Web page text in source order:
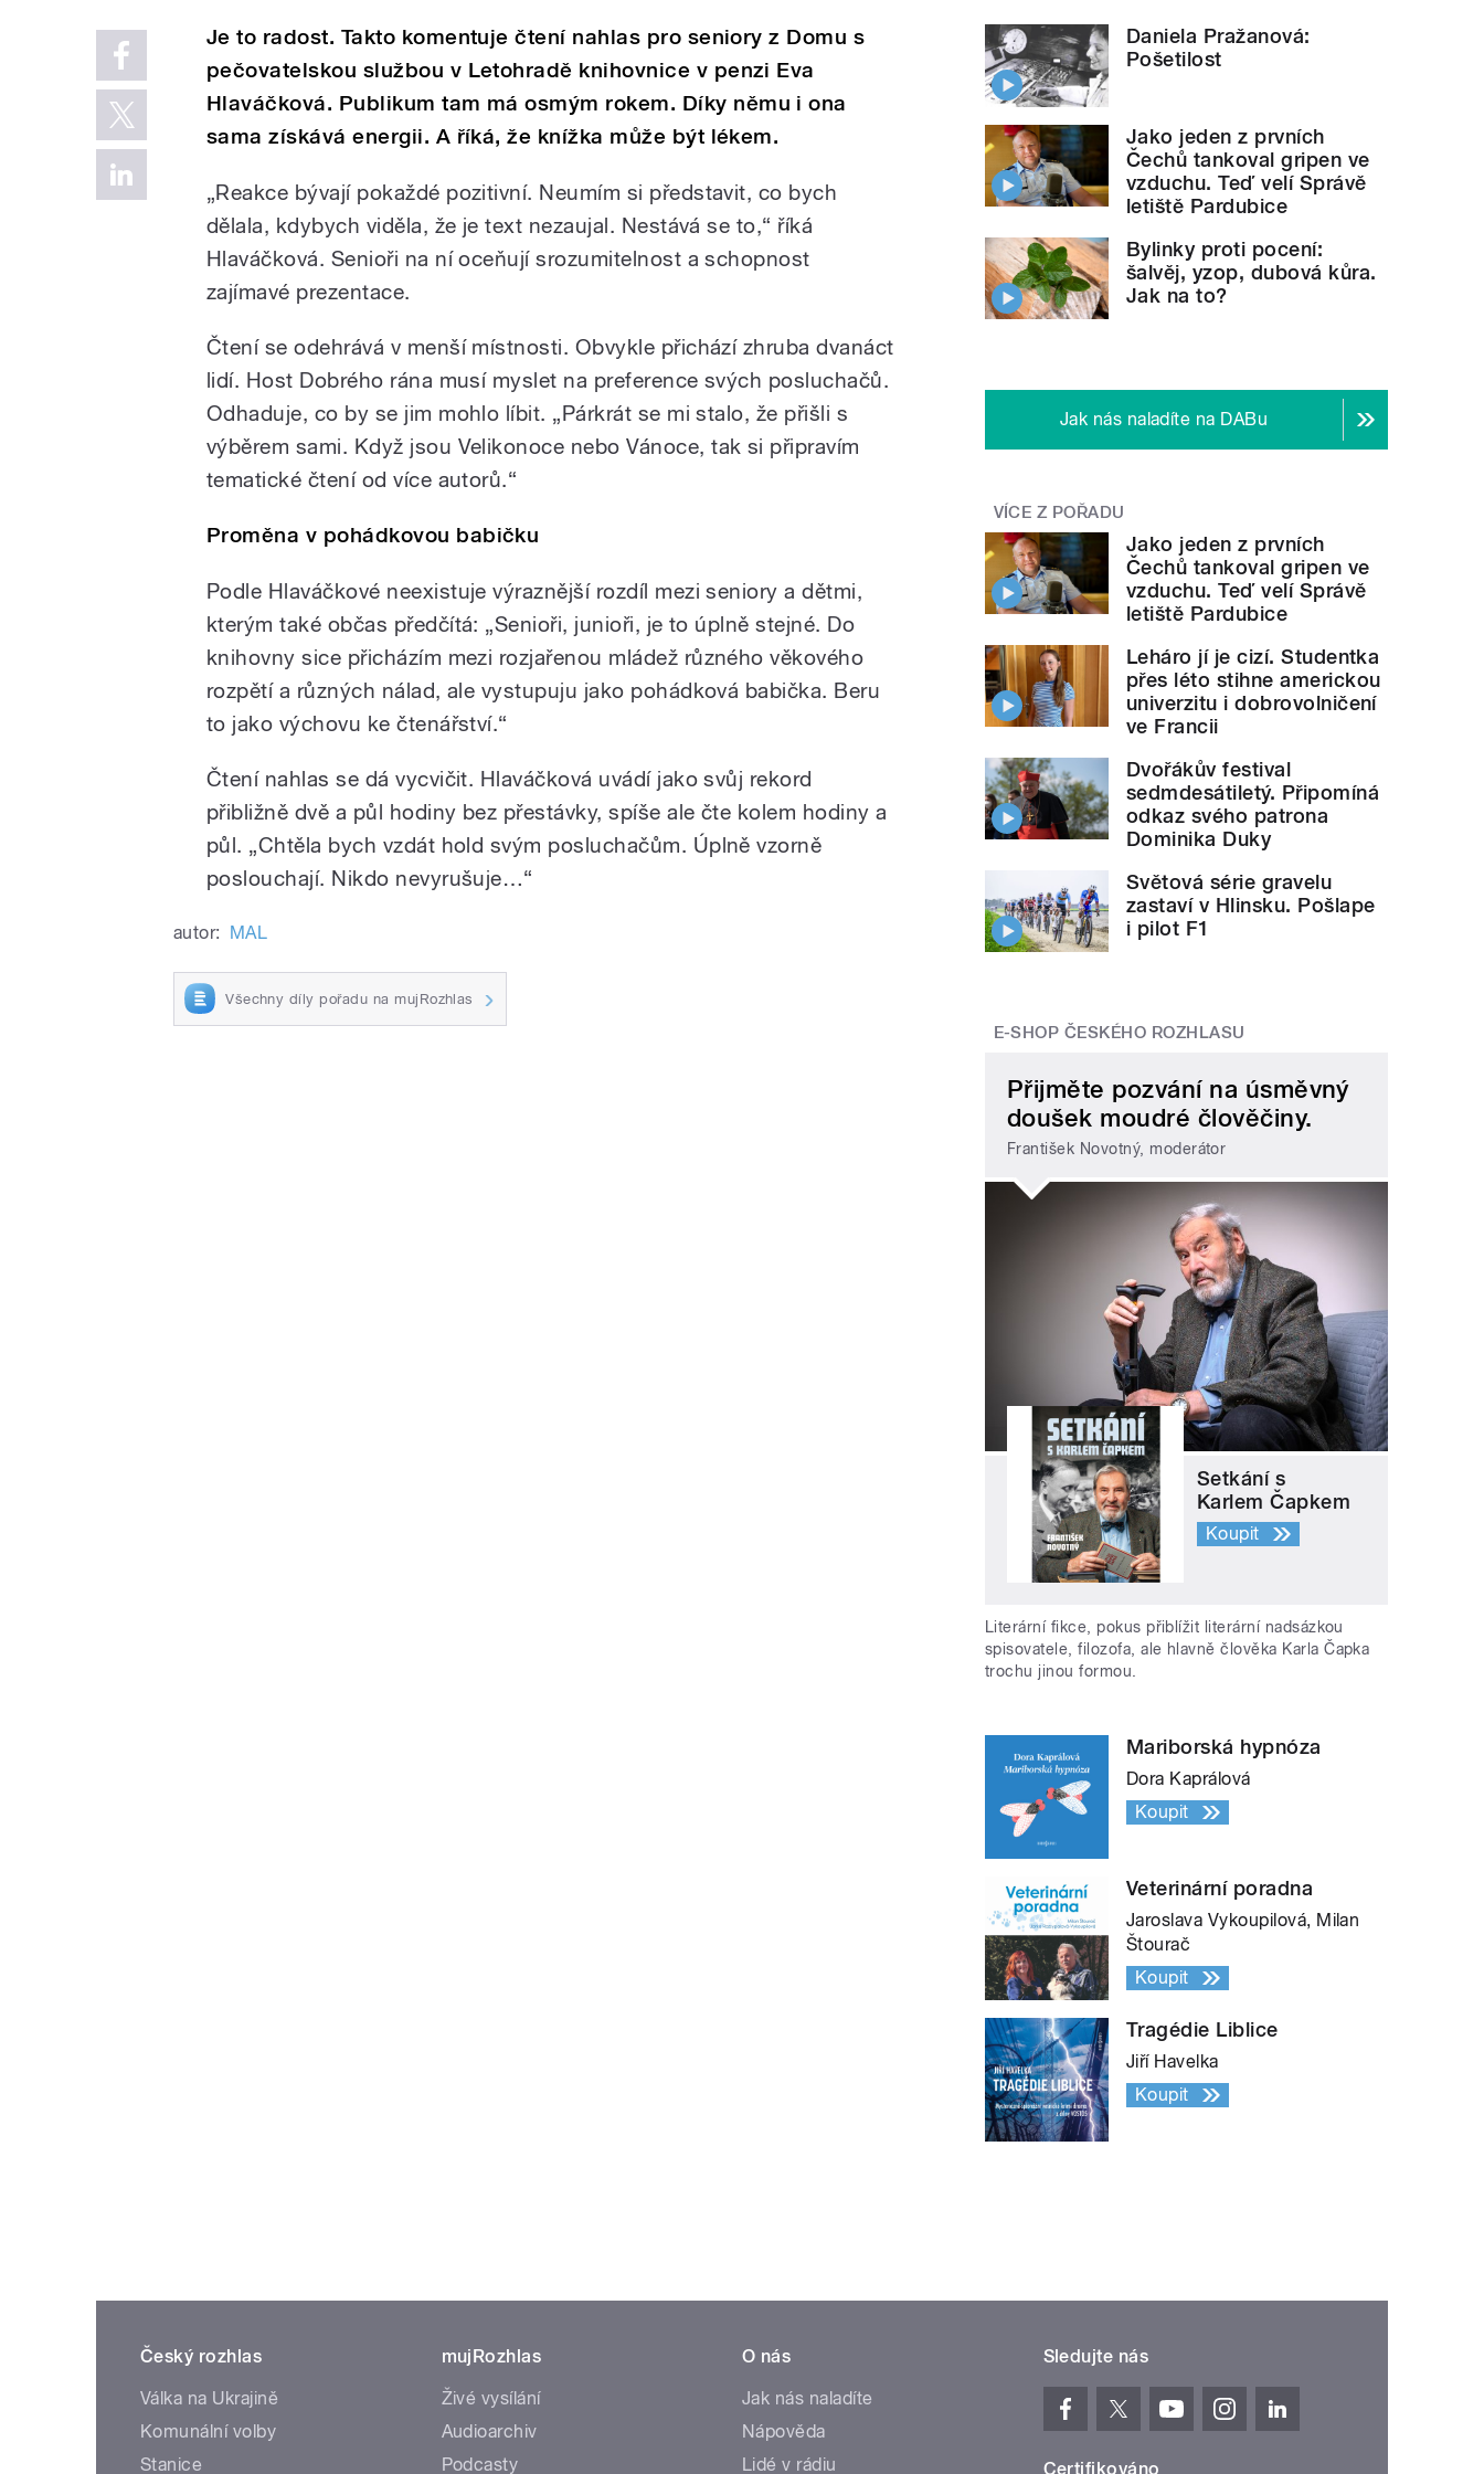
Je to radost. Takto komentuje čtení nahlas pro seniory z Domu s
pečovatelskou službou v Letohradě knihovnice v penzi Eva
Hlaváčková. Publikum tam má osmým rokem. Díky němu i ona
sama získává energii. A říká, že knížka může být lékem.
„Reakce bývají pokaždé pozitivní. Neumím si představit, co bych
dělala, kdybych viděla, že je text nezaujal. Nestává se to,“ říká
Hlaváčková. Senioři na ní oceňují srozumitelnost a schopnost
zajímavé prezentace.
Čtení se odehrává v menší místnosti. Obvykle přichází zhruba dvanáct
lidí. Host Dobrého rána musí myslet na preference svých posluchačů.
Odhaduje, co by se jim mohlo líbit. „Párkrát se mi stalo, že přišli s
výběrem sami. Když jsou Velikonoce nebo Vánoce, tak si připravím
tematické čtení od více autorů.“
Proměna v pohádkovou babičku
Podle Hlaváčkové neexistuje výraznější rozdíl mezi seniory a dětmi,
kterým také občas předčítá: „Senioři, junioři, je to úplně stejné. Do
knihovny sice přicházím mezi rozjařenou mládež různého věkového
rozpětí a různých nálad, ale vystupuju jako pohádková babička. Beru
to jako výchovu ke čtenářství.“
Čtení nahlas se dá vycvičit. Hlaváčková uvádí jako svůj rekord
přibližně dvě a půl hodiny bez přestávky, spíše ale čte kolem hodiny a
půl. „Chtěla bych vzdát hold svým posluchačům. Úplně vzorně
poslouchají. Nikdo nevyrušuje…“
autor: MAL
Všechny díly pořadu na mujRozhlas
Daniela Pražanová:
Pošetilost
Jako jeden z prvních
Čechů tankoval gripen ve
vzduchu. Teď velí Správě
letiště Pardubice
Bylinky proti pocení:
šalvěj, yzop, dubová kůra.
Jak na to?
Jak nás naladíte na DABu
VÍCE Z POŘADU
Jako jeden z prvních
Čechů tankoval gripen ve
vzduchu. Teď velí Správě
letiště Pardubice
Leháro jí je cizí. Studentka
přes léto stihne americkou
univerzitu i dobrovolničení
ve Francii
Dvořákův festival
sedmdesátiletý. Připomíná
odkaz svého patrona
Dominika Duky
Světová série gravelu
zastaví v Hlinsku. Pošlape
i pilot F1
E-SHOP ČESKÉHO ROZHLASU
Přijměte pozvání na úsměvný
doušek moudré člověčiny.
František Novotný, moderátor
Setkání s
Karlem Čapkem
Koupit
Literární fikce, pokus přiblížit literární nadsázkou
spisovatele, filozofa, ale hlavně člověka Karla Čapka
trochu jinou formou.
Mariborská hypnóza
Dora Kaprálová
Koupit
Veterinární poradna
Jaroslava Vykoupilová, Milan
Štourač
Koupit
Tragédie Liblice
Jiří Havelka
Koupit
Český rozhlas
Válka na Ukrajině
Komunální volby
Stanice
mujRozhlas
Živé vysílání
Audioarchiv
Podcasty
O nás
Jak nás naladíte
Nápověda
Lidé v rádiu
Sledujte nás
Certifikováno